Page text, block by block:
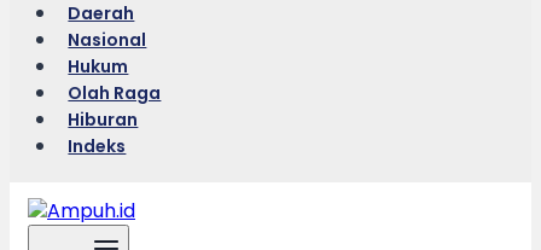
Daerah
Nasional
Hukum
Olah Raga
Hiburan
Indeks